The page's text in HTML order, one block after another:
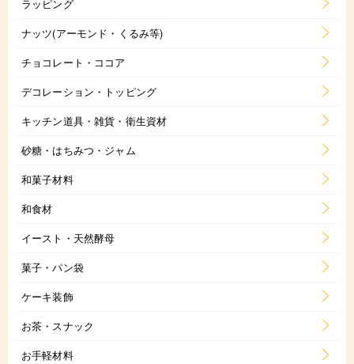
ラッピング
ナッツ(アーモンド・くるみ等)
チョコレート・ココア
デコレーション・トッピング
キッチン道具・雑貨・衛生資材
砂糖・はちみつ・ジャム
和菓子材料
和食材
イースト・天然酵母
菓子・パン袋
ケーキ装飾
お茶・スナック
お手軽材料